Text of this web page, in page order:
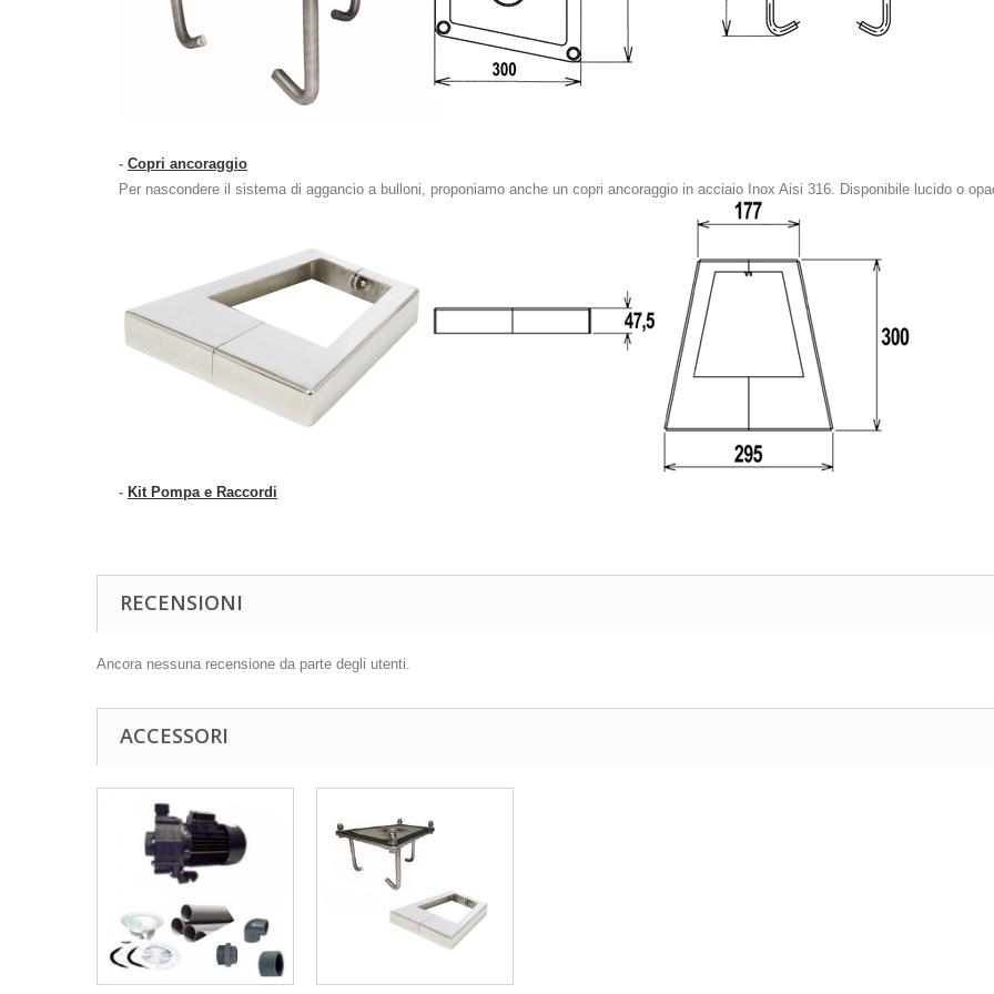
- Copri ancoraggio
Per nascondere il sistema di aggancio a bulloni, proponiamo anche un copri ancoraggio in acciaio Inox Aisi 316. Disponibile lucido o
- Kit Pompa e Raccordi
RECENSIONI
Ancora nessuna recensione da parte degli utenti.
ACCESSORI